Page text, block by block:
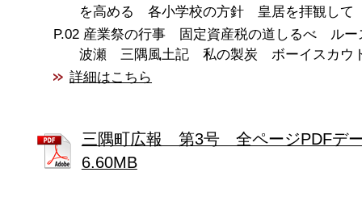
を高める 各小学校の方針 皇居を拝観して
産業祭の行事 固定資産税の道しるべ ルー
波瀬 三隅風土記 私の製炭 ボーイスカウ
詳細はこちら
三隅町広報 第3号 全ページPDFデ
6.60MB